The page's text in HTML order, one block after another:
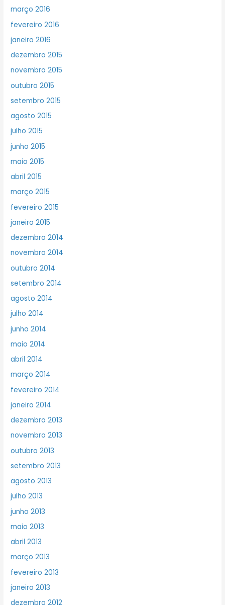
março 2016
fevereiro 2016
janeiro 2016
dezembro 2015
novembro 2015
outubro 2015
setembro 2015
agosto 2015
julho 2015
junho 2015
maio 2015
abril 2015
março 2015
fevereiro 2015
janeiro 2015
dezembro 2014
novembro 2014
outubro 2014
setembro 2014
agosto 2014
julho 2014
junho 2014
maio 2014
abril 2014
março 2014
fevereiro 2014
janeiro 2014
dezembro 2013
novembro 2013
outubro 2013
setembro 2013
agosto 2013
julho 2013
junho 2013
maio 2013
abril 2013
março 2013
fevereiro 2013
janeiro 2013
dezembro 2012